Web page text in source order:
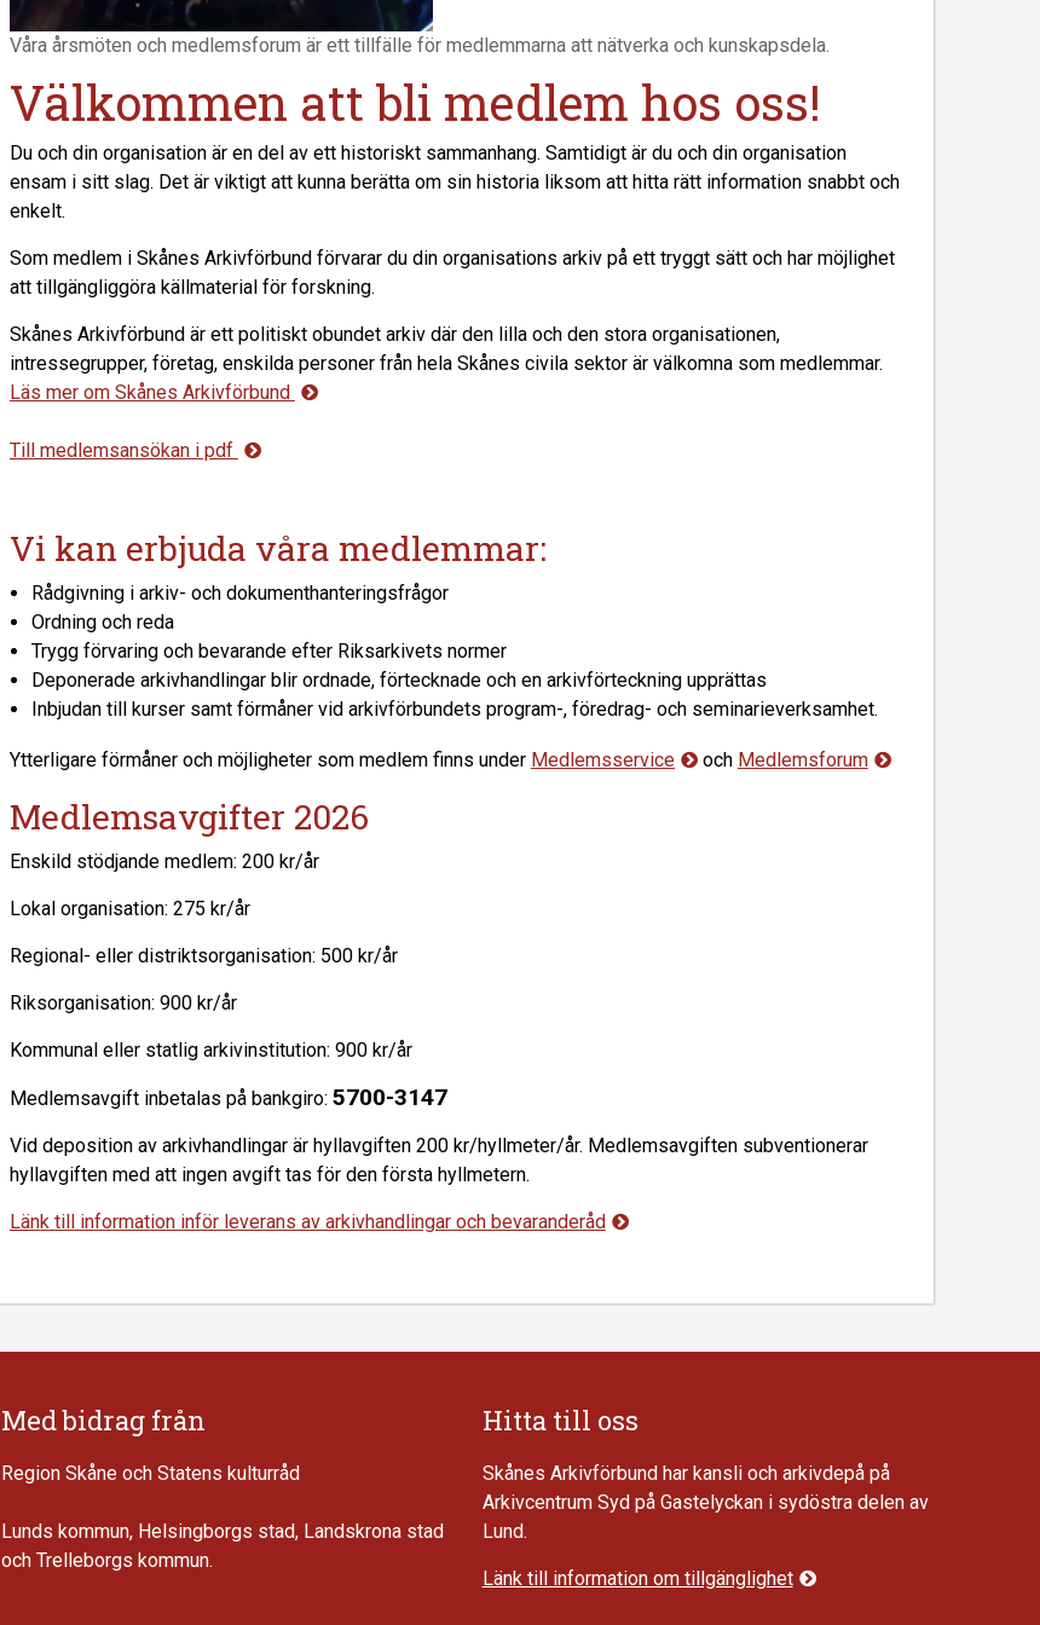
Våra årsmöten och medlemsforum är ett tillfälle för medlemmarna att nätverka och kunskapsdela.
Välkommen att bli medlem hos oss!
Du och din organisation är en del av ett historiskt sammanhang. Samtidigt är du och din organisation
ensam i sitt slag. Det är viktigt att kunna berätta om sin historia liksom att hitta rätt information snabbt och
enkelt.
Som medlem i Skånes Arkivförbund förvarar du din organisations arkiv på ett tryggt sätt och har möjlighet
att tillgängliggöra källmaterial för forskning.
Skånes Arkivförbund är ett politiskt obundet arkiv där den lilla och den stora organisationen,
intressegrupper, företag, enskilda personer från hela Skånes civila sektor är välkomna som medlemmar.
Läs mer om Skånes Arkivförbund
Till medlemsansökan i pdf
Vi kan erbjuda våra medlemmar:
Rådgivning i arkiv- och dokumenthanteringsfrågor
Ordning och reda
Trygg förvaring och bevarande efter Riksarkivets normer
Deponerade arkivhandlingar blir ordnade, förtecknade och en arkivförteckning upprättas
Inbjudan till kurser samt förmåner vid arkivförbundets program-, föredrag- och seminarieverksamhet.
Ytterligare förmåner och möjligheter som medlem finns under Medlemsservice och Medlemsforum
Medlemsavgifter 2026
Enskild stödjande medlem: 200 kr/år
Lokal organisation: 275 kr/år
Regional- eller distriktsorganisation: 500 kr/år
Riksorganisation: 900 kr/år
Kommunal eller statlig arkivinstitution: 900 kr/år
Medlemsavgift inbetalas på bankgiro: 5700-3147
Vid deposition av arkivhandlingar är hyllavgiften 200 kr/hyllmeter/år. Medlemsavgiften subventionerar
hyllavgiften med att ingen avgift tas för den första hyllmetern.
Länk till information inför leverans av arkivhandlingar och bevaranderåd
Med bidrag från
Region Skåne och Statens kulturråd
Lunds kommun, Helsingborgs stad, Landskrona stad
och Trelleborgs kommun.
Hitta till oss
Skånes Arkivförbund har kansli och arkivdepå på
Arkivcentrum Syd på Gastelyckan i sydöstra delen av
Lund.
Länk till information om tillgänglighet